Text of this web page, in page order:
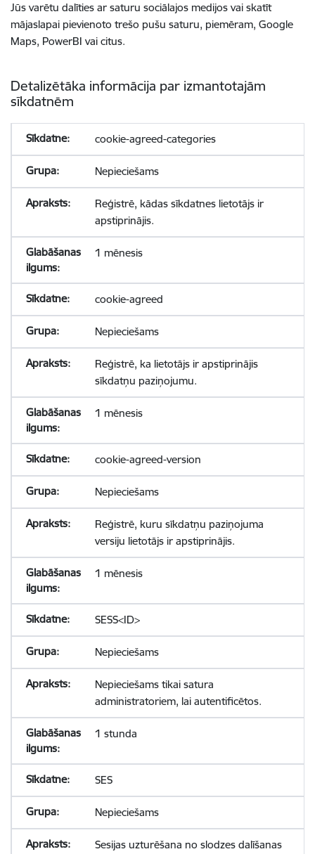
Jūs varētu dalīties ar saturu sociālajos medijos vai skatīt
mājaslapai pievienoto trešo pušu saturu, piemēram, Google
Maps, PowerBI vai citus.
Detalizētāka informācija par izmantotajām
sīkdatnēm
cookie-agreed-categories
Nepieciešams
Reģistrē, kādas sīkdatnes lietotājs ir
apstiprinājis.
1 mēnesis
cookie-agreed
Nepieciešams
Reģistrē, ka lietotājs ir apstiprinājis
sīkdatņu paziņojumu.
1 mēnesis
cookie-agreed-version
Nepieciešams
Reģistrē, kuru sīkdatņu paziņojuma
versiju lietotājs ir apstiprinājis.
1 mēnesis
SESS<ID>
Nepieciešams
Nepieciešams tikai satura
administratoriem, lai autentificētos.
1 stunda
SES
Nepieciešams
Sesijas uzturēšana no slodzes dalīšanas